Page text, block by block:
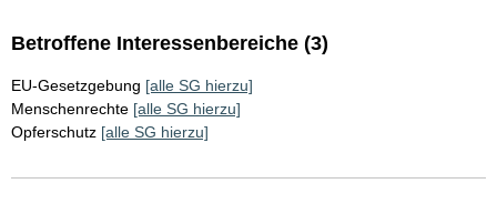
Betroffene Interessenbereiche (3)
EU-Gesetzgebung [alle SG hierzu]
Menschenrechte [alle SG hierzu]
Opferschutz [alle SG hierzu]